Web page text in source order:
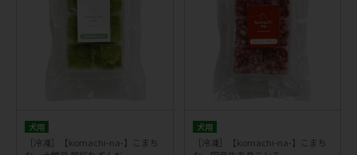
犬用
［冷凍］【komachi-na-】こまち
犬用
［冷凍］【komachi-na-】こまち